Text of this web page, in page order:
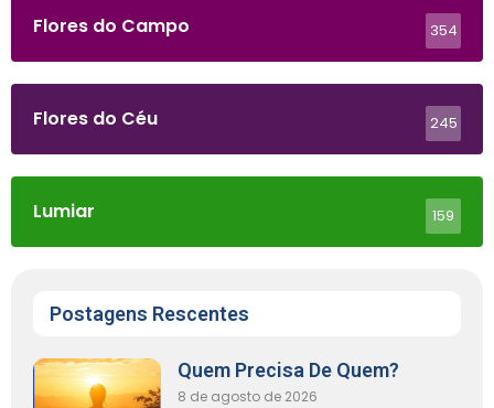
Flores do Campo 354
Flores do Céu 245
Lumiar 159
Postagens Rescentes
Quem Precisa De Quem?
8 de agosto de 2026